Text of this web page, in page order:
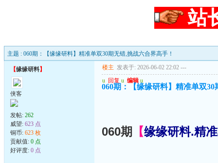
站
主题 : 060期：【缘缘研料】精准单双30期无错,挑战六合界高手！
【缘缘研料】
侠客
发帖: 262
威望: 623 点
铜币: 623 枚
贡献值: 0 点
好评度: 0 点
楼主 发表于: 2026-06-02 22:02 ---
u 回复 u 编辑 u
060期：【缘缘研料】精准单双
060期 【缘缘研料.精